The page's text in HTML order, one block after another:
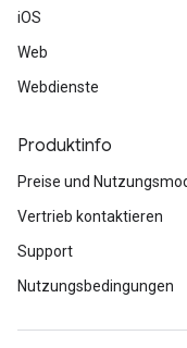
iOS
Web
Webdienste
Produktinfo
Preise und
Vertrieb kontaktieren
Support
Nutzungsbedingungen